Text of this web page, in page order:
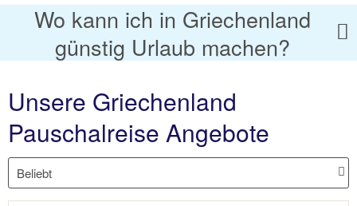
Wo kann ich in Griechenland
günstig Urlaub machen?
Unsere Griechenland
Pauschalreise Angebote